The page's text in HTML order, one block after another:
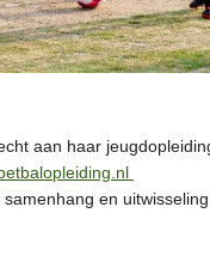
aan haar
en